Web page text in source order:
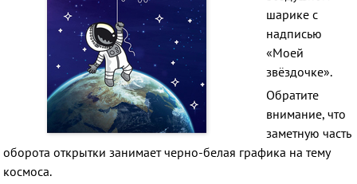
шарике с
надписью
«Моей
звёздочке».
Обратите
внимание, что
заметную часть
оборота открытки занимает черно-белая графика на тему
космоса.